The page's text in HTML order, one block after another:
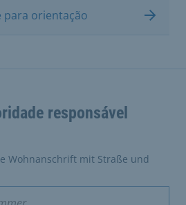
para orientação
responsável
Wohnanschrift mit Straße und